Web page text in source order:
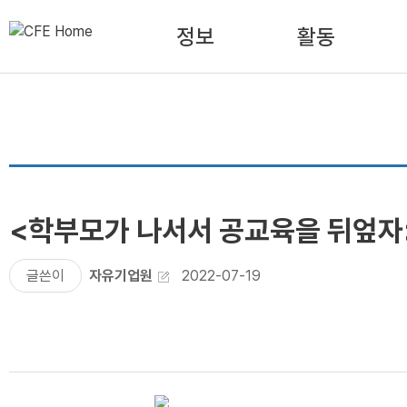
정보 활동
<학부모가 나서서 공교육을 뒤엎
글쓴이 자유기업원 2022-07-19